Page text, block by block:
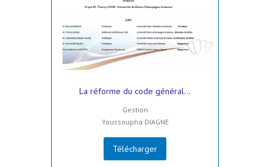
La réforme du code général...
Gestion
Youssoupha DIAGNE
Télécharger